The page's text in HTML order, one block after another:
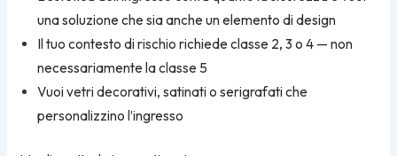
una soluzione che sia anche un elemento di design
Il tuo contesto di rischio richiede classe 2, 3 o 4 — non
necessariamente la classe 5
Vuoi vetri decorativi, satinati o serigrafati che
personalizzino l’ingresso